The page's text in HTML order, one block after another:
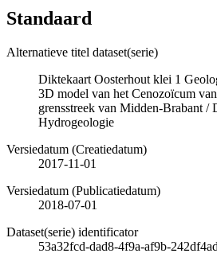
Standaard
Alternatieve titel dataset(serie)
Diktekaart Oosterhout klei 1
3D model van het Cenozoïcum
grensstreek van Midden-Brabant /
Hydrogeologie
Versiedatum (Creatiedatum)
2017-11-01
Versiedatum (Publicatiedatum)
2018-07-01
Dataset(serie) identificator
53a32fcd-dad8-4f9a-af9b-